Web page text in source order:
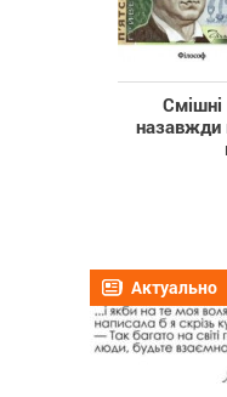
Смішні
назавжди
Актуально